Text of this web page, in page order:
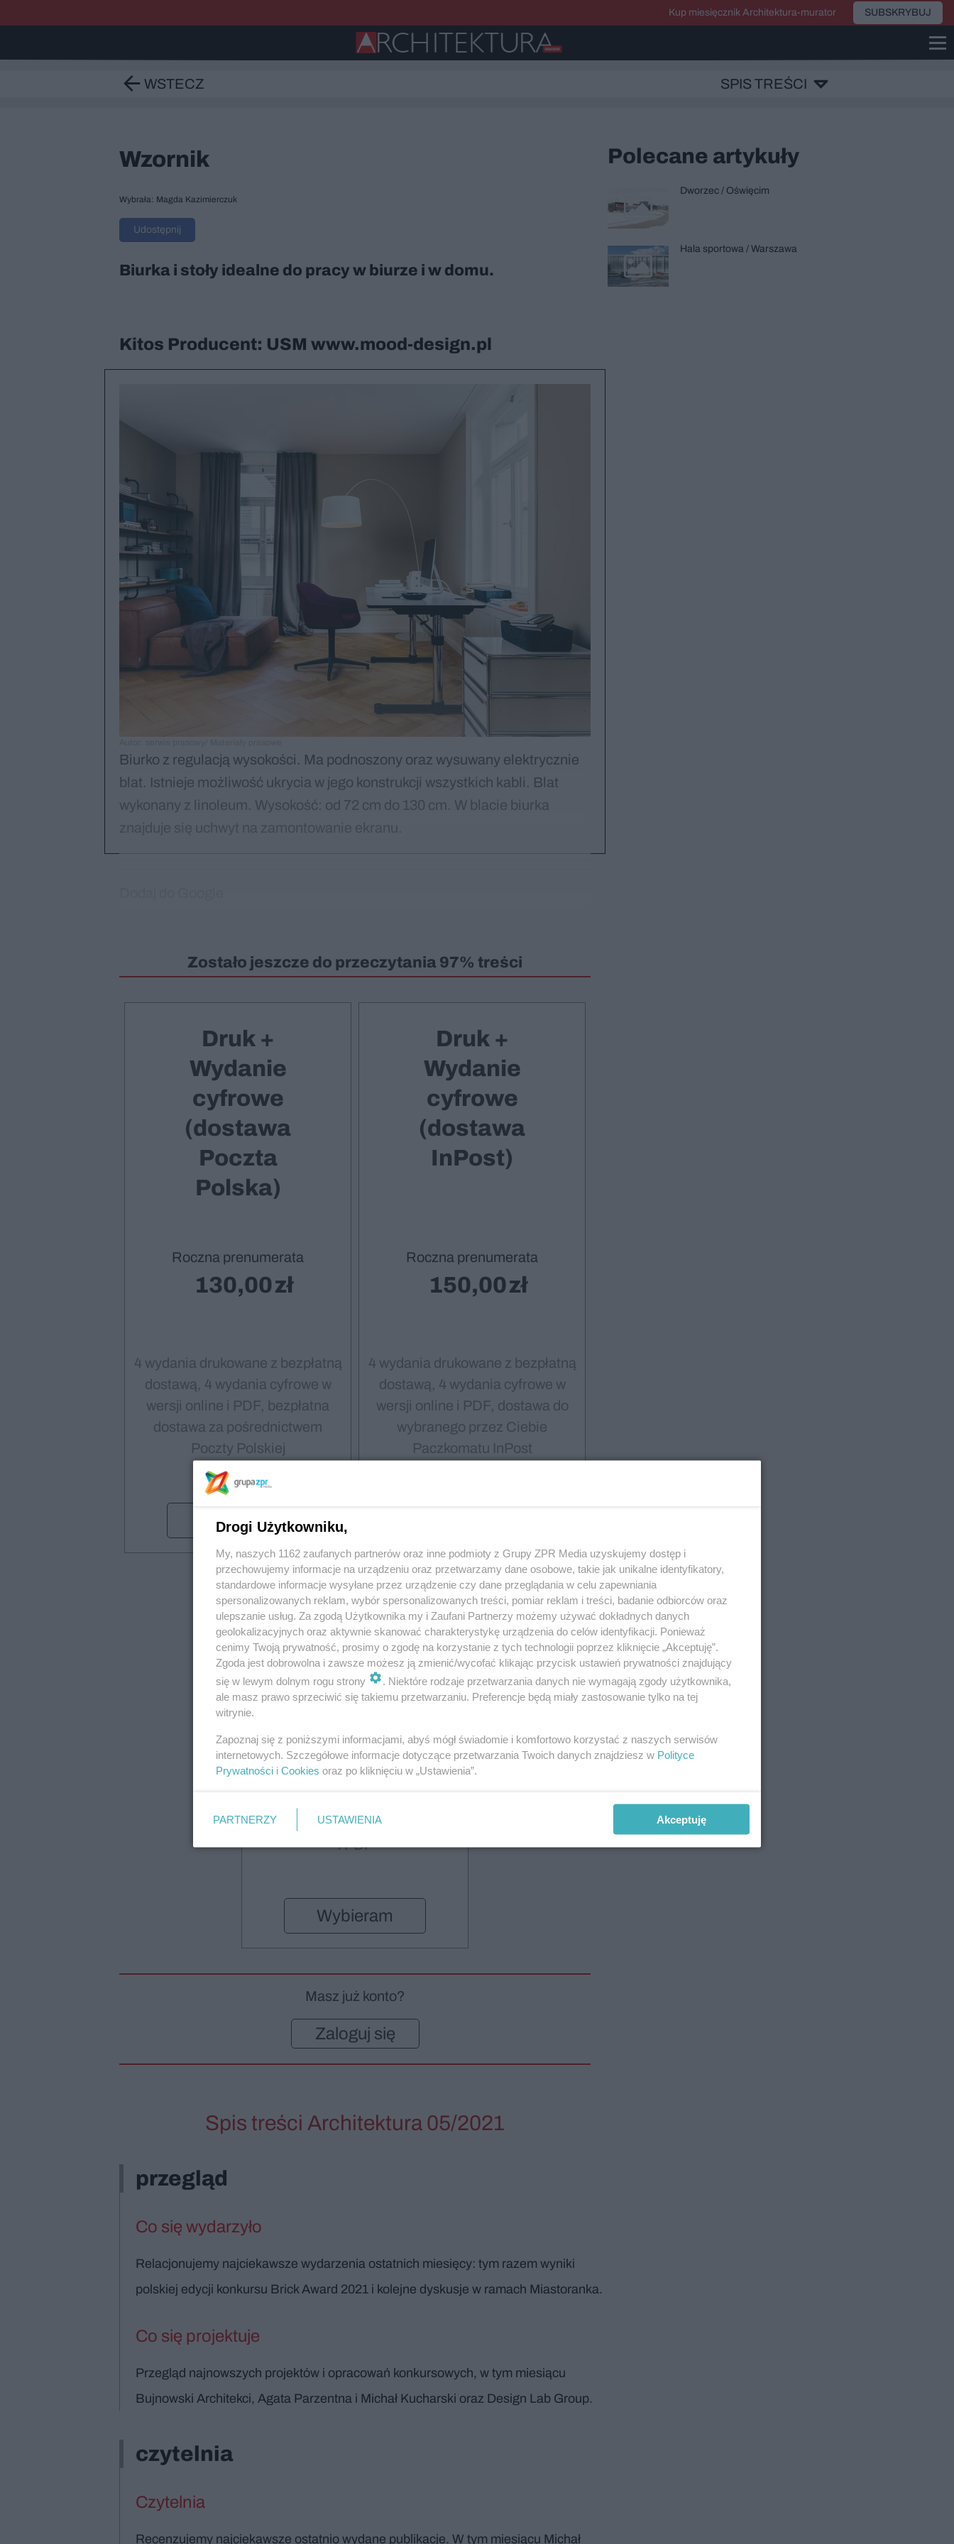
Kup miesięcznik Architektura-murator SUBSKRYBUJ
WSTECZ SPIS TREŚCI
Wzornik
Wybrała: Magda Kazimierczuk
Udostępnij
Biurka i stoły idealne do pracy w biurze i w domu.
Kitos Producent: USM www.mood-design.pl
Biurko z regulacją wysokości. Ma podnoszony oraz wysuwany elektrycznie
blat. Istnieje możliwość ukrycia w jego konstrukcji wszystkich kabli. Blat
wykonany z linoleum. Wysokość: od 72 cm do 130 cm. W blacie biurka
znajduje się uchwyt na zamontowanie ekranu.
Zostało jeszcze do przeczytania 97% treści
Druk +
Wydanie
cyfrowe
(dostawa
Poczta
Polska)
Roczna prenumerata
130,00
4 wydania drukowane z bezpłatną
dostawą, 4 wydania cyfrowe w
wersji online i PDF, bezpłatna
dostawa za pośrednictwem
Poczty Polskiej
Wybieram
Druk +
Wydanie
cyfrowe
(dostawa
InPost)
Roczna prenumerata
150,00
4 wydania drukowane z bezpłatną
dostawą, 4 wydania cyfrowe w
wersji online i PDF, dostawa do
wybranego przez Ciebie
Paczkomatu InPost
Wydanie
cyfrowe
70,00
4 wydania cyfrowe w wersji online
i PDF
Wybieram
Masz już konto?
Zaloguj się
Spis treści Architektura 05/2021
przegląd
Co się wydarzyło
Relacjonujemy najciekawsze wydarzenia ostatnich miesięcy: tym razem wyniki
polskiej edycji konkursu Brick Award 2021 i kolejne dyskusje w ramach Miastoranka.
Co się projektuje
Przegląd najnowszych projektów i opracowań konkursowych, w tym miesiącu
Bujnowski Architekci, Agata Parzentna i Michał Kucharski oraz Design Lab Group.
czytelnia
Czytelnia
Recenzujemy najciekawsze ostatnio wydane publikacje. W tym miesiącu Michał
Polecane artykuły
Dworzec / Oświęcim
Hala sportowa / Warszawa
Drogi Użytkowniku,
My, naszych 1162 zaufanych partnerów oraz inne podmioty z Grupy ZPR Media uzyskujemy dostęp i
przechowujemy informacje na urządzeniu oraz przetwarzamy dane osobowe, takie jak unikalne identyfikatory,
standardowe informacje wysyłane przez urządzenie czy dane przeglądania w celu zapewniania
spersonalizowanych reklam, wybór spersonalizowanych treści, pomiar reklam i treści, badanie odbiorców oraz
ulepszanie usług. Za zgodą Użytkownika my i Zaufani Partnerzy możemy używać dokładnych danych
geolokalizacyjnych oraz aktywnie skanować charakterystykę urządzenia do celów identyfikacji. Ponieważ
cenimy Twoją prywatność, prosimy o zgodę na korzystanie z tych technologii poprzez kliknięcie „Akceptuję”.
Zgoda jest dobrowolna i zawsze możesz ją zmienić/wycofać klikając przycisk ustawień prywatności znajdujący
się w lewym dolnym rogu strony
. Niektóre rodzaje przetwarzania danych nie wymagają zgody użytkownika,
ale masz prawo sprzeciwić się takiemu przetwarzaniu. Preferencje będą miały zastosowanie tylko na tej
witrynie.
Zapoznaj się z poniższymi informacjami, abyś mógł świadomie i komfortowo korzystać z naszych serwisów
internetowych. Szczegółowe informacje dotyczące przetwarzania Twoich danych znajdziesz w Polityce
Prywatności i Cookies oraz po kliknięciu w „Ustawienia”.
PARTNERZY USTAWIENIA Akceptuję